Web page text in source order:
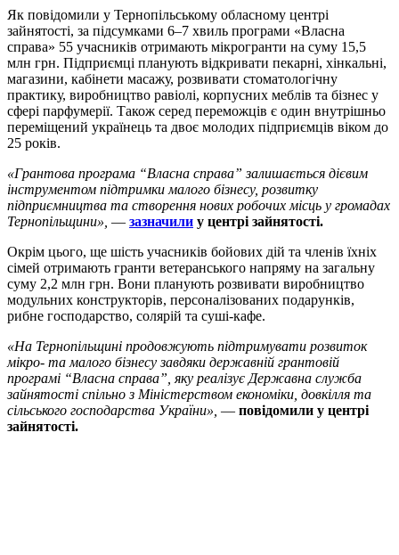
Як повідомили у Тернопільському обласному центрі
зайнятості, за підсумками 6–7 хвиль програми «Власна
справа» 55 учасників отримають мікрогранти на суму 15,5
млн грн. Підприємці планують відкривати пекарні, хінкальні,
магазини, кабінети масажу, розвивати стоматологічну
практику, виробництво равіолі, корпусних меблів та бізнес у
сфері парфумерії. Також серед переможців є один внутрішньо
переміщений українець та двоє молодих підприємців віком до
25 років.
«Грантова програма “Власна справа” залишається дієвим
інструментом підтримки малого бізнесу, розвитку
підприємництва та створення нових робочих місць у громадах
Тернопільщини», — зазначили у центрі зайнятості.
Окрім цього, ще шість учасників бойових дій та членів їхніх
сімей отримають гранти ветеранського напряму на загальну
суму 2,2 млн грн. Вони планують розвивати виробництво
модульних конструкторів, персоналізованих подарунків,
рибне господарство, солярій та суші-кафе.
«На Тернопільщині продовжують підтримувати розвиток
мікро- та малого бізнесу завдяки державній грантовій
програмі “Власна справа”, яку реалізує Державна служба
зайнятості спільно з Міністерством економіки, довкілля та
сільського господарства України», — повідомили у центрі
зайнятості.